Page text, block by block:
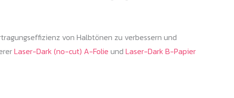
von Halbtönen zu verbessern und
Laser-Dark (no-cut) A-Folie und Laser-Dark B-Papier